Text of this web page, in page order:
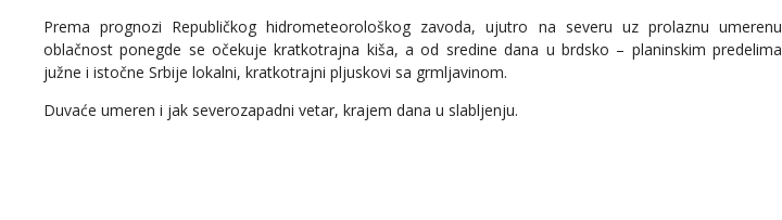
Prema prognozi Republičkog hidrometeorološkog zavoda, ujutro na severu uz prolaznu umerenu
oblačnost ponegde se očekuje kratkotrajna kiša, a od sredine dana u brdsko – planinskim predelima
južne i istočne Srbije lokalni, kratkotrajni pljuskovi sa grmljavinom.
Duvaće umeren i jak severozapadni vetar, krajem dana u slabljenju.